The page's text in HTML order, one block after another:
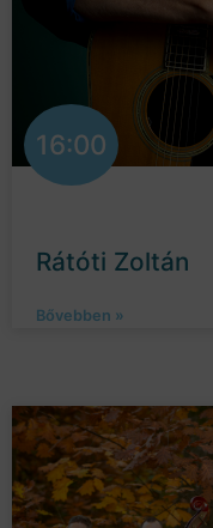
16:00
Rátóti Zoltán
Bővebben »